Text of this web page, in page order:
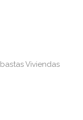
Viviendas